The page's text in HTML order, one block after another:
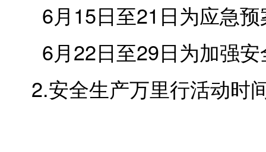
6月 15日至21 日为应急
6月22日至29日为加强
2.安全生产万里行活动时